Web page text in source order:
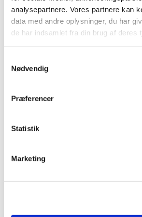
analysepartnere. Vores partnere kan
data med andre oplysninger, du har
de har indsamlet fra din brug af deres
Nødvendig
Præferencer
Statistik
Marketing